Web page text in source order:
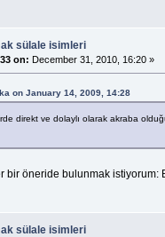
sülale isimleri
on: December 31, 2010, 16:20 »
on January 14, 2009, 14:28
direkt ve dolaylı olarak akraba
bir öneride bulunmak istiyorum:
sülale isimleri